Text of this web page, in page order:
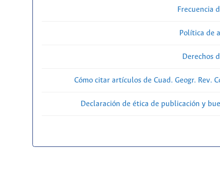
Frecuencia
Política de
Derechos
Cómo citar artículos de Cuad. Geogr. Rev.
Declaración de ética de publicación y